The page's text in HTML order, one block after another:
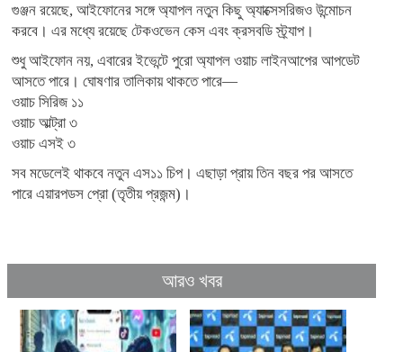
গুঞ্জন রয়েছে, আইফোনের সঙ্গে অ্যাপল নতুন কিছু অ্যাক্সেসরিজও উন্মোচন
করবে। এর মধ্যে রয়েছে টেকওভেন কেস এবং ক্রসবডি স্ট্র্যাপ।
শুধু আইফোন নয়, এবারের ইভেন্টে পুরো অ্যাপল ওয়াচ লাইনআপের আপডেট
আসতে পারে। ঘোষণার তালিকায় থাকতে পারে—
ওয়াচ সিরিজ ১১
ওয়াচ আল্ট্রা ৩
ওয়াচ এসই ৩
সব মডেলেই থাকবে নতুন এস১১ চিপ। এছাড়া প্রায় তিন বছর পর আসতে
পারে এয়ারপডস প্রো (তৃতীয় প্রজন্ম)।
আরও খবর